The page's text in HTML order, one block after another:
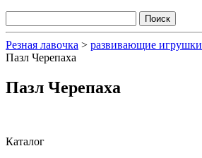
Резная лавочка > развивающие игрушки
Пазл Черепаха
Пазл Черепаха
Каталог